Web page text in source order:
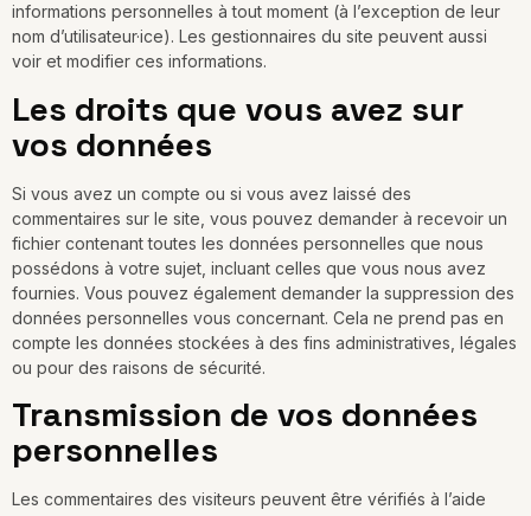
informations personnelles à tout moment (à l’exception de leur
nom d’utilisateur·ice). Les gestionnaires du site peuvent aussi
voir et modifier ces informations.
Les droits que vous avez sur
vos données
Si vous avez un compte ou si vous avez laissé des
commentaires sur le site, vous pouvez demander à recevoir un
fichier contenant toutes les données personnelles que nous
possédons à votre sujet, incluant celles que vous nous avez
fournies. Vous pouvez également demander la suppression des
données personnelles vous concernant. Cela ne prend pas en
compte les données stockées à des fins administratives, légales
ou pour des raisons de sécurité.
Transmission de vos données
personnelles
Les commentaires des visiteurs peuvent être vérifiés à l’aide